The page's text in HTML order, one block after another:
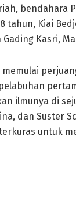
bendahara
tahun, Kiai
Kasri,
ilmunya di
dan Suster
untuk